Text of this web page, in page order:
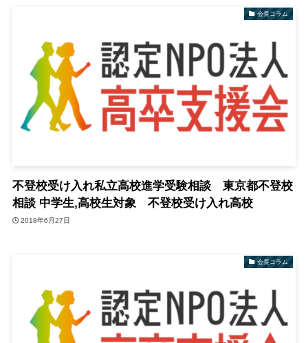
会長コラム
不登校受け入れ私立高校進学受験相談 東京都不登校
相談 中学生,高校生対象 不登校受け入れ高校
2018年6月27日
会長コラム